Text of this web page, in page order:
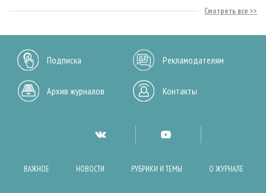
Смотреть все
Подписка Рекламодателям
Архив журналов Контакты
ВАЖНОЕ НОВОСТИ РУБРИКИ И ТЕМЫ О ЖУРНАЛЕ